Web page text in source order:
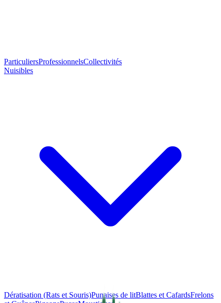
ParticuliersProfessionnelsCollectivités
Nuisibles
Dératisation (Rats et Souris)Punaises de litBlattes et CafardsFrelons